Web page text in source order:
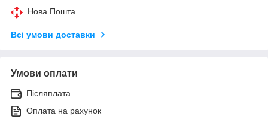
Нова Пошта
Всі умови доставки
Умови оплати
Післяплата
Оплата на рахунок